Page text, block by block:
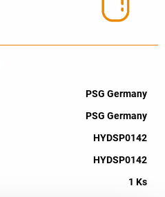
PSG Germany
PSG Germany
HYDSP0142
HYDSP0142
1 Ks